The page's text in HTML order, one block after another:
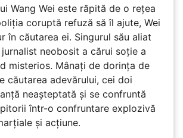
Wang Wei este răpită de o rețea
coruptă refuză să îl ajute, Wei
în căutarea ei. Singurul său aliat
neobosit a cărui soție a
misterios. Mânați de dorința de
căutarea adevărului, cei doi
neașteptată și se confruntă
într-o confruntare explozivă
și acțiune.